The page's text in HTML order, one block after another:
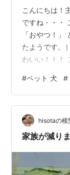
こんにちは！
ですね・・・
「おやつ！
たようです。
わいい！！！
リミングに行
と考え中です
#ペット 犬 #
hisotaの模
家族が減り